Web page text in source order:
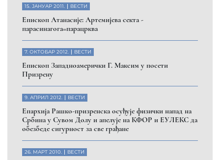
15. ЈАНУАР 2011. ВЕСТИ
Eпископ Атанасије: Артемијева секта -
парасинагога=парацрква
7. ОКТОБАР 2012. ВЕСТИ
Eпископ Западноамерички Г. Максим у посети
Призрену
9. АПРИЛ 2012. ВЕСТИ
Eпархија Рашко-призренска осуђује физички напад на
Србина у Сувом Долу и апелује на КФОР и ЕУЛЕКС да
обезбеде сигурност за све грађане
26. МАРТ 2010. ВЕСТИ